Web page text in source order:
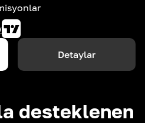
Detaylar
desteklenen